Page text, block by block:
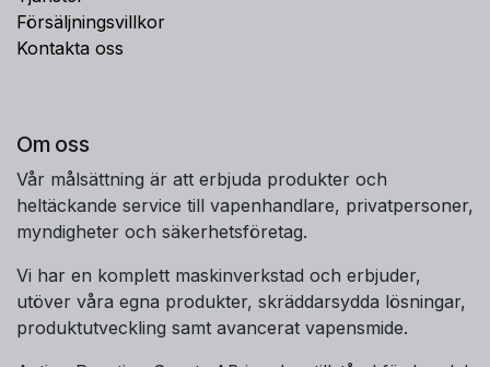
Försäljningsvillkor
Kontakta oss
Om oss
Vår målsättning är att erbjuda produkter och
heltäckande service till vapenhandlare, privatpersoner,
myndigheter och säkerhetsföretag.
Vi har en komplett maskinverkstad och erbjuder,
utöver våra egna produkter, skräddarsydda lösningar,
produktutveckling samt avancerat vapensmide.